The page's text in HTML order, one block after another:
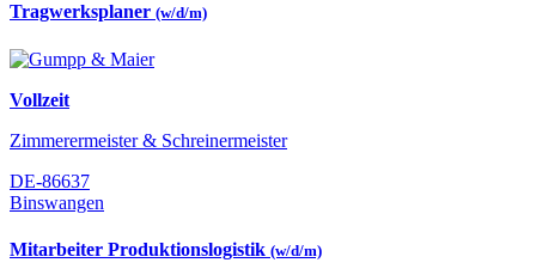
Tragwerksplaner (w/d/m)
Vollzeit
Zimmerermeister & Schreinermeister
DE-86637
Binswangen
Mitarbeiter Produktionslogistik (w/d/m)